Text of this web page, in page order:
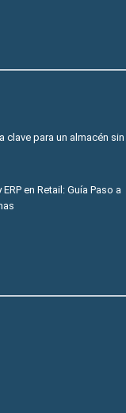
clave para un almacén sin
en Retail: Guía Paso a